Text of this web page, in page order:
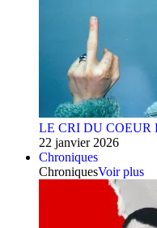
LE CRI DU COEUR
22 janvier 2026
Chroniques
ChroniquesVoir plus